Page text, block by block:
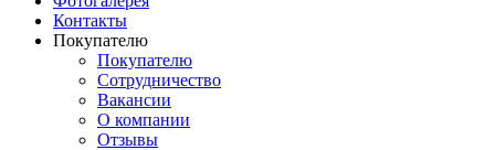
Контакты
Покупателю
Покупателю
Сотрудничество
Вакансии
О компании
Отзывы